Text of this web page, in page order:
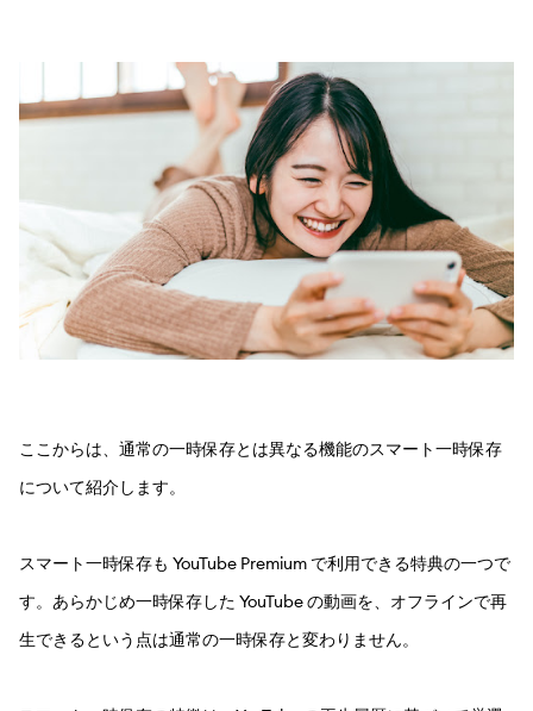
ここからは、通常の一時保存とは異なる機能のスマート一時保存
について紹介します。
スマート一時保存も YouTube Premium で利用できる特典の一つで
す。あらかじめ一時保存した YouTube の動画を、オフラインで再
生できるという点は通常の一時保存と変わりません。